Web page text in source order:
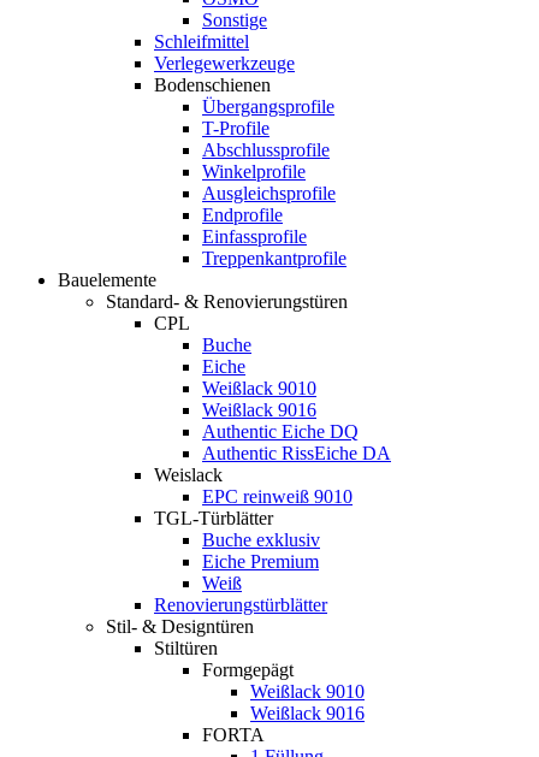
Sonstige
Schleifmittel
Verlegewerkzeuge
Bodenschienen
Übergangsprofile
T-Profile
Abschlussprofile
Winkelprofile
Ausgleichsprofile
Endprofile
Einfassprofile
Treppenkantprofile
Bauelemente
Standard- & Renovierungstüren
CPL
Buche
Eiche
Weißlack 9010
Weißlack 9016
Authentic Eiche DQ
Authentic RissEiche DA
Weislack
EPC reinweiß 9010
TGL-Türblätter
Buche exklusiv
Eiche Premium
Weiß
Renovierungstürblätter
Stil- & Designtüren
Stiltüren
Formgepägt
Weißlack 9010
Weißlack 9016
FORTA